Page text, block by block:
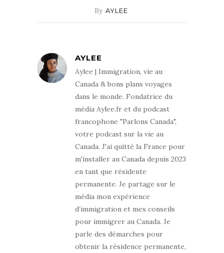
By AYLEE
AYLEE
Aylee | Immigration, vie au
Canada & bons plans voyages
dans le monde. Fondatrice du
média Aylee.fr et du podcast
francophone "Parlons Canada",
votre podcast sur la vie au
Canada. J'ai quitté la France pour
m'installer au Canada depuis 2023
en tant que résidente
permanente. Je partage sur le
média mon expérience
d’immigration et mes conseils
pour immigrer au Canada. Je
parle des démarches pour
obtenir la résidence permanente,